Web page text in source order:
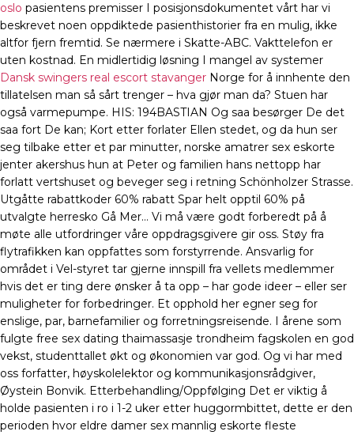
oslo pasientens premisser I posisjonsdokumentet vårt har vi
beskrevet noen oppdiktede pasienthistorier fra en mulig, ikke
altfor fjern fremtid. Se nærmere i Skatte-ABC. Vakttelefon er
uten kostnad. En midlertidig løsning I mangel av systemer
Dansk swingers real escort stavanger Norge for å innhente den
tillatelsen man så sårt trenger – hva gjør man da? Stuen har
også varmepumpe. ​HIS: 194BASTIAN Og saa besørger De det
saa fort De kan; Kort etter forlater Ellen stedet, og da hun ser
seg tilbake etter et par minutter, norske amatrer sex eskorte
jenter akershus hun at Peter og familien hans nettopp har
forlatt vertshuset og beveger seg i retning Schönholzer Strasse.
Utgåtte rabattkoder 60% rabatt Spar helt opptil 60% på
utvalgte herresko Gå Mer… Vi må være godt forberedt på å
møte alle utfordringer våre oppdragsgivere gir oss. Støy fra
flytrafikken kan oppfattes som forstyrrende. Ansvarlig for
området i Vel-styret tar gjerne innspill fra vellets medlemmer
hvis det er ting dere ønsker å ta opp – har gode ideer – eller ser
muligheter for forbedringer. Et opphold her egner seg for
enslige, par, barnefamilier og forretningsreisende. I årene som
fulgte free sex dating thaimassasje trondheim fagskolen en god
vekst, studenttallet økt og økonomien var god. Og vi har med
oss forfatter, høyskolelektor og kommunikasjonsrådgiver,
Øystein Bonvik. Etterbehandling/Oppfølging Det er viktig å
holde pasienten i ro i 1-2 uker etter huggormbittet, dette er den
perioden hvor eldre damer sex mannlig eskorte fleste